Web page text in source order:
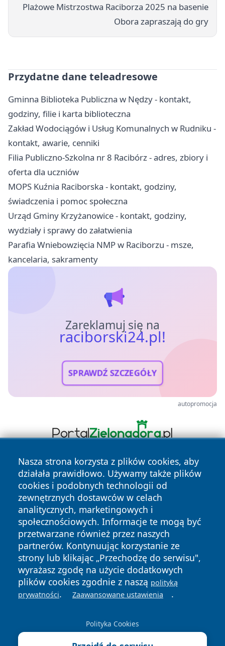
Plażowe Mistrzostwa Raciborza 2025 na basenie
Obora zapraszają do gry
Przydatne dane teleadresowe
Gminna Biblioteka Publiczna w Nędzy - kontakt,
godziny, filie i karta biblioteczna
Zakład Wodociągów i Usług Komunalnych w Rudniku -
kontakt, awarie, cenniki
Filia Publiczno-Szkolna nr 8 Racibórz - adres, zbiory i
oferta dla uczniów
MOPS Kuźnia Raciborska - kontakt, godziny,
świadczenia i pomoc społeczna
Urząd Gminy Krzyżanowice - kontakt, godziny,
wydziały i sprawy do załatwienia
Parafia Wniebowzięcia NMP w Raciborzu - msze,
kancelaria, sakramenty
Zareklamuj się na
raciborski24.pl!
SPRAWDŹ SZCZEGÓŁY
autopromocja
Nasza strona korzysta z plików cookies, aby
działała prawidłowo. Używamy także plików
cookies i podobnych technologii od
zewnętrznych dostawców w celach
analitycznych, marketingowych i
społecznościowych. Informacje te mogą być
przetwarzane również przez naszych
partnerów. Kontynuując korzystanie ze
strony lub klikając „Przechodzę do serwisu",
wyrażasz zgodę na użycie dodatkowych
plików cookies zgodnie z naszą polityką
prywatności. Zaawansowane ustawienia .
Polityka Cookies
Copyright © 2026 raciborski24.pl Wszystkie prawa
zastrzeżone.
News Autorzy
Polityka
Prywatności
Polityka
Cookies